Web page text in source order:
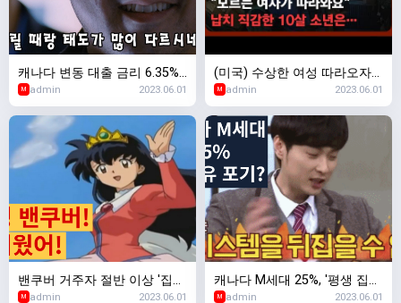
캐나다 변동 대출 금리 6.35%
까지 오를 듯
M admin 2023.06.01
(미국) 수상한 여성 따라오자…
가게 직원에 "엄마인 척 해주세
요"
M admin 2023.06.01
밴쿠버 거주자 절반 이상 '집값
비싸 떠날수도'
M admin 2023.06.01
캐나다 M세대 25%, '평생 집
소유 할 수 없다'고 생각
M admin 2023.06.01